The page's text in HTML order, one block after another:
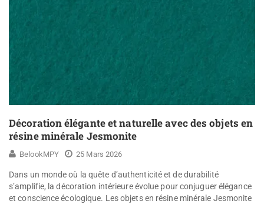
Décoration élégante et naturelle avec des objets en
résine minérale Jesmonite
BelookMPY 25 Mars 2026
Dans un monde où la quête d’authenticité et de durabilité
s’amplifie, la décoration intérieure évolue pour conjuguer élégance
et conscience écologique. Les objets en résine minérale Jesmonite